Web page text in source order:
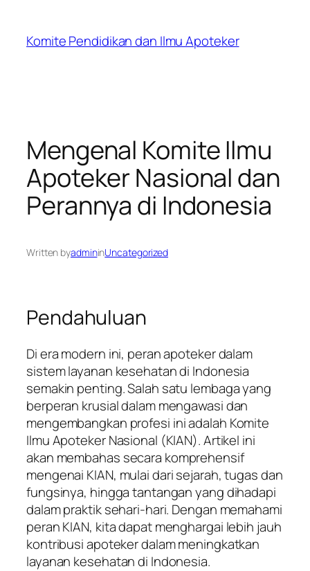
content
Komite Pendidikan dan Ilmu Apoteker
Mengenal Komite Ilmu
Apoteker Nasional dan
Perannya di Indonesia
Written byadmininUncategorized
Pendahuluan
Di era modern ini, peran apoteker dalam
sistem layanan kesehatan di Indonesia
semakin penting. Salah satu lembaga yang
berperan krusial dalam mengawasi dan
mengembangkan profesi ini adalah Komite
Ilmu Apoteker Nasional (KIAN). Artikel ini
akan membahas secara komprehensif
mengenai KIAN, mulai dari sejarah, tugas dan
fungsinya, hingga tantangan yang dihadapi
dalam praktik sehari-hari. Dengan memahami
peran KIAN, kita dapat menghargai lebih jauh
kontribusi apoteker dalam meningkatkan
layanan kesehatan di Indonesia.